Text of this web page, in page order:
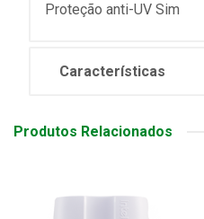
Proteção anti-UV Sim
Características
Produtos Relacionados